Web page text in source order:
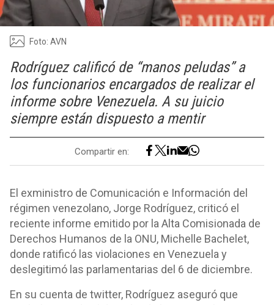
Foto: AVN
Rodríguez calificó de “manos peludas” a
los funcionarios encargados de realizar el
informe sobre Venezuela. A su juicio
siempre están dispuesto a mentir
Compartir en:
El exministro de Comunicación e Información del
régimen venezolano, Jorge Rodríguez, criticó el
reciente informe emitido por la Alta Comisionada de
Derechos Humanos de la ONU, Michelle Bachelet,
donde ratificó las violaciones en Venezuela y
deslegitimó las parlamentarias del 6 de diciembre.
En su cuenta de twitter, Rodríguez aseguró que